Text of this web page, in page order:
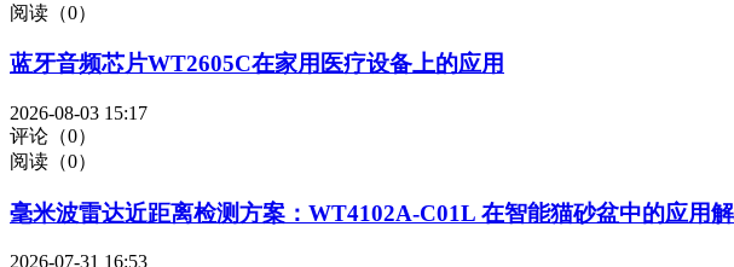
阅读（0）
蓝牙音频芯片WT2605C在家用医疗设备上的应用
2026-08-03 15:17
评论（0）
阅读（0）
毫米波雷达近距离检测方案：WT4102A-C01L 在智能猫砂盆中的应用
2026-07-31 16:53